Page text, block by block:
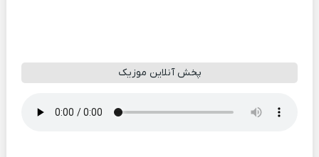
پخش آنلاین موزیک